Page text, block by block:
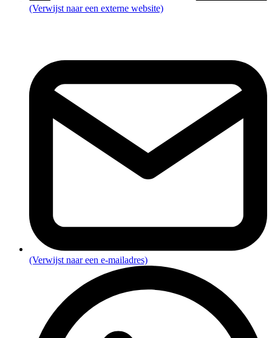
(Verwijst naar een externe website)
(Verwijst naar een e-mailadres)